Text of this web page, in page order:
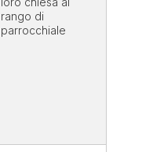
rango di
parrocchiale